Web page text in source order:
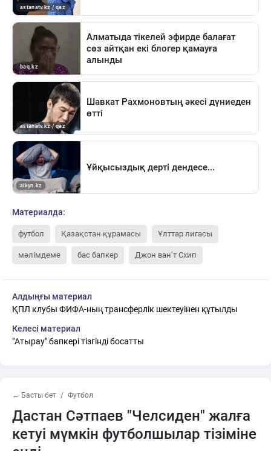
Материалда:
футбол Қазақстан құрамасы Ұлттар лигасы
мәлімдеме бас бапкер Джон ван’т Схип
Алдыңғы материал
ҚПЛ клубы ФИФА-ның трансферлік шектеуінен құтылды
Келесі материал
"Атырау" бапкері тізгінді босатты
← Басты бет Футбол
Дастан Сәтпаев "Челсиден" жалға
кетуі мүмкін футболшылар тізіміне